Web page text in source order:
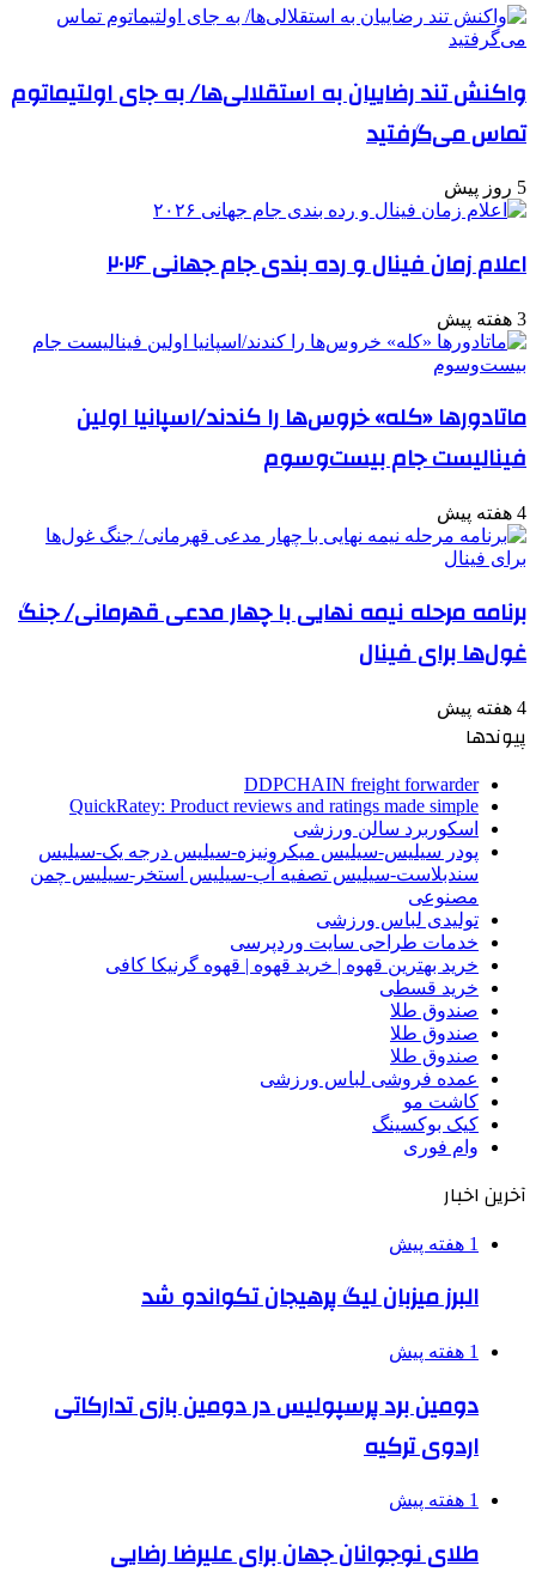
واکنش تند رضاییان به استقلالی‌ها/ به جای اولتیماتوم
تماس می‌گرفتید
5 روز پیش
اعلام زمان فینال و رده بندی جام جهانی ۲۰۲۶
3 هفته پیش
ماتادورها «کله» خروس‌ها را کندند/اسپانیا اولین
فینالیست جام بیست‌وسوم
4 هفته پیش
برنامه مرحله نیمه نهایی با چهار مدعی قهرمانی/ جنگ
غول‌ها برای فینال
4 هفته پیش
پیوندها
DDPCHAIN freight forwarder
QuickRatey: Product reviews and ratings made simple
اسکوربرد سالن ورزشی
پودر سیلیس-سیلیس میکرونیزه-سیلیس درجه یک-سیلیس
سندبلاست-سیلیس تصفیه آب-سیلیس استخر-سیلیس چمن
مصنوعی
تولیدی لباس ورزشی
خدمات طراحی سایت وردپرسی
خرید بهترین قهوه | خرید قهوه | قهوه گرنیکا کافی
خرید قسطی
صندوق طلا
صندوق طلا
صندوق طلا
عمده فروشی لباس ورزشی
کاشت مو
کیک بوکسینگ
وام فوری
آخرین اخبار
1 هفته پیش
البرز میزبان لیگ پرهیجان تکواندو شد
1 هفته پیش
دومین برد پرسپولیس در دومین بازی تدارکاتی
اردوی ترکیه
1 هفته پیش
طلای نوجوانان جهان برای علیرضا رضایی